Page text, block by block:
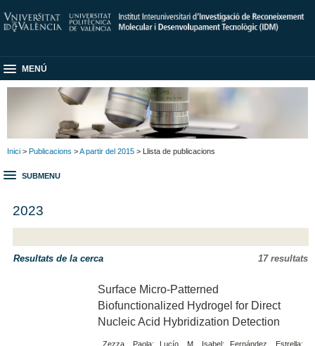
MENÚ
Inici > Publicacions >A partir del 2015 > Llista de publicacions
SUBMENU
2023
Resultats de la cerca 17 resultats
Surface Micro-Patterned
Biofunctionalized Hydrogel for Direct
Nucleic Acid Hybridization Detection
Zezza, Paola; Lucío, M. Isabel; Fernández, Estrella;